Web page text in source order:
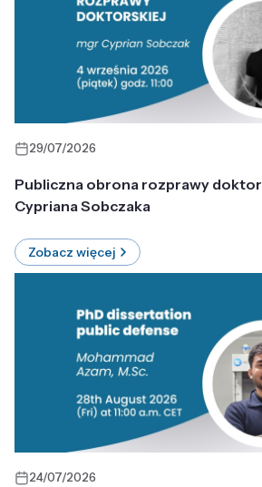
29/07/2026
Publiczna obrona rozprawy
Cypriana Sobczaka
Zobacz więcej
24/07/2026